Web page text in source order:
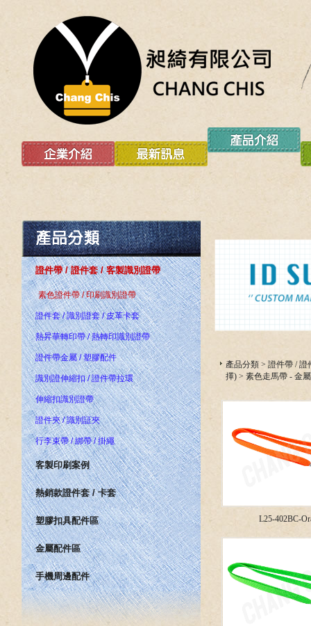
證件帶 / 證件套 / 客製識別證帶
素色證件帶 / 印刷識別證帶
證件套 / 識別證套 / 皮革卡套
熱昇華轉印帶 / 熱轉印識別證帶
證件帶金屬 / 塑膠配件
識別證伸縮扣 / 證件帶拉環
伸縮扣識別證帶
證件夾 / 識別証夾
行李束帶 / 綁帶 / 掛繩
客製印刷案例
熱銷款證件套 / 卡套
塑膠扣具配件區
金屬配件區
手機周邊配件
產品分類 > 證件帶 / 證
擇) > 素色走馬帶 - 金
L25-402BC-